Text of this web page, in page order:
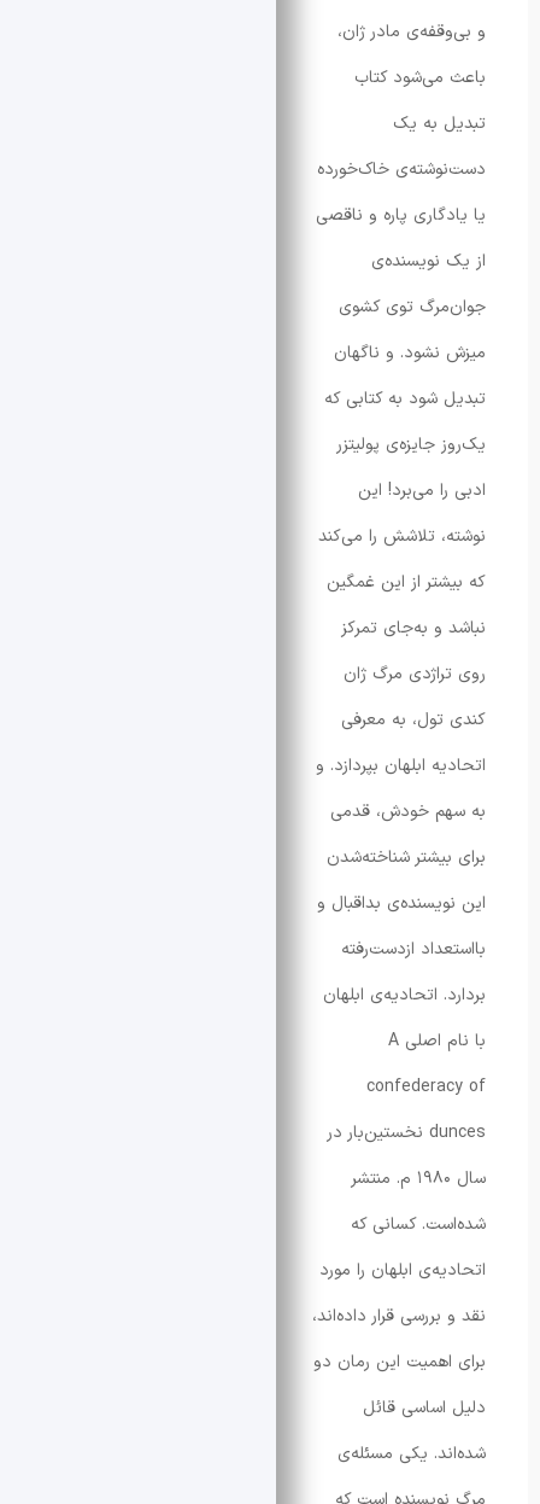
مادر ژان،
کتاب
خاک‌خورده
پاره و ناقصی
توی کشوی
و ناگهان
به کتابی که
پولیتزر
می‌برد! این
تلاشش را می‌کند
از این غمگین
به‌جای تمرکز
مرگ ژان
به معرفی
ابلهان بپردازد. و
خودش، قدمی
شناخته‌شدن
بداقبال و
ازدست‌رفته
اتحادیه‌ی ابلهان
dunces نخستین‌بار در
سال ۱۹۸۰ م. منتشر
کسانی که
ابلهان را مورد
قرار داده‌اند،
این رمان دو
قائل
یکی مسئله‌ی